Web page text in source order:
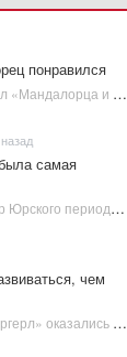
понравился
Disney признали провал «Мандалорца и Грогу» и еще одной новинки | Plugged In Ru
самая
Режиссер покинул «Мир Юрского периода 5» | Plugged In Ru
чем
Итоговые сборы «Супергерл» оказались худшими для DC за два десятилетия | Plugged In Ru